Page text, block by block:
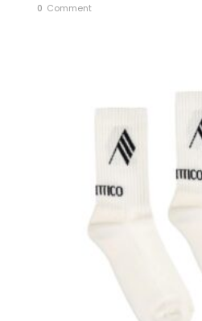
0 Comment